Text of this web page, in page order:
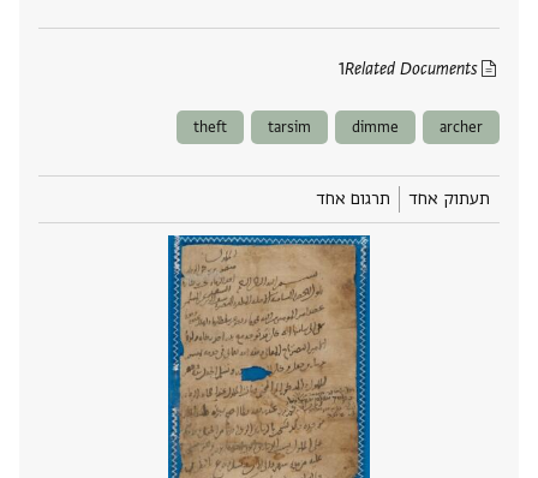
Related Documents
1
archer
dimme
tarsim
theft
תעתוק אחד תרגום אחד